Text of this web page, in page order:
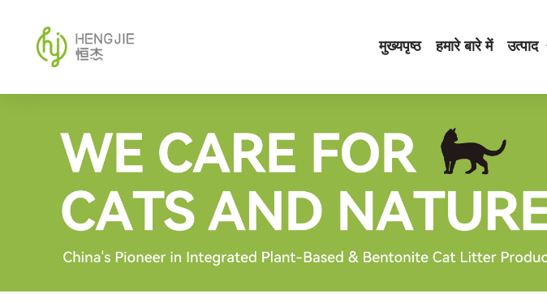
मुख्यपृष्ठ हमारे बारे में उत्पाद